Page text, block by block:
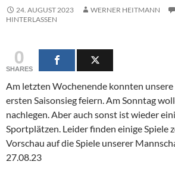
24. AUGUST 2023 WERNER HEITMANN
HINTERLASSEN
0
SHARES
Am letzten Wochenende konnten
ersten Saisonsieg feiern. Am Sonntag
nachlegen. Aber auch sonst ist wieder
Sportplätzen. Leider finden einige Spiele
Vorschau auf die Spiele unserer
27.08.23